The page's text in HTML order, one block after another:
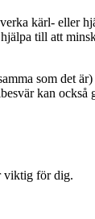
kärl- eller
till att
som det
kan också
viktig för dig.